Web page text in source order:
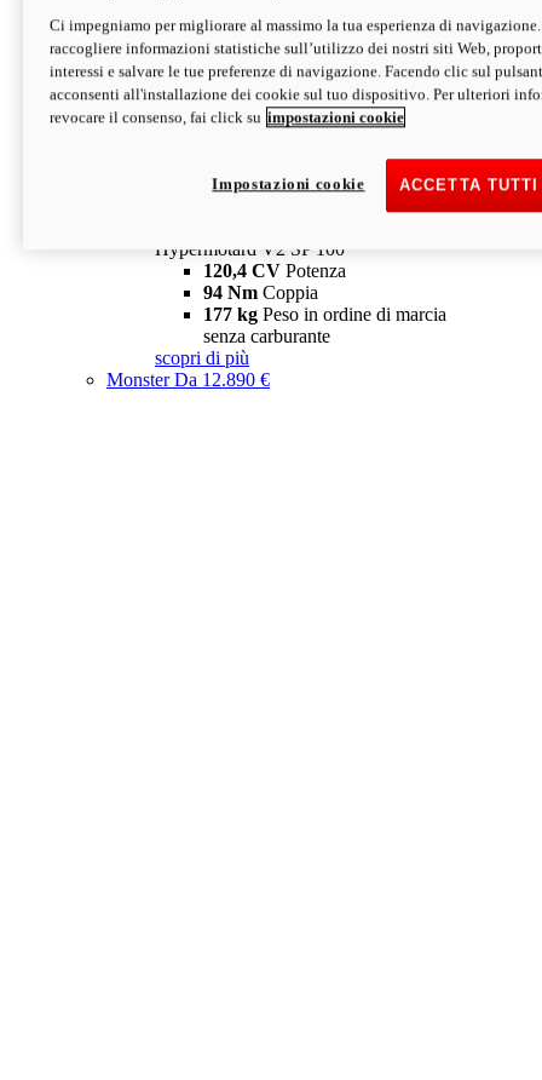
Hypermotard V2 SP
120,4 CVPotenza
94 NmCoppia
177 kgPeso in ordine di marcia
senza carburante
Depotenziata 35 kW: 18.890 € i
configura scopri di più
Hypermotard V2 SP 100
120,4 CV Potenza
94 Nm Coppia
177 kg Peso in ordine di marcia
senza carburante
scopri di più
MonsterDa 12.890 €
Ci impegniamo per migliorare al massimo la tua esperienza di
raccogliere informazioni statistiche sull’utilizzo dei nostri siti Web,
interessi e salvare le tue preferenze di navigazione. Facendo clic sul
acconsenti all'installazione dei cookie sul tuo dispositivo. Per ulteriori
revocare il consenso, fai click su impostazioni cookie
ACCETTA
Impostazioni cookie